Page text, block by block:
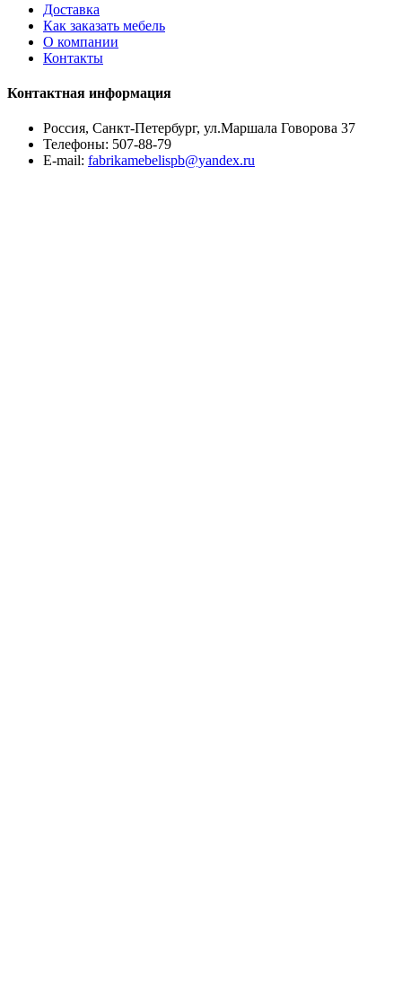
Доставка
Как заказать мебель
О компании
Контакты
Контактная информация
Россия, Санкт-Петербург, ул.Маршала Говорова 37
Телефоны: 507-88-79
E-mail: fabrikamebelispb@yandex.ru